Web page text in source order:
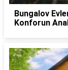
Bungalov
Konforun